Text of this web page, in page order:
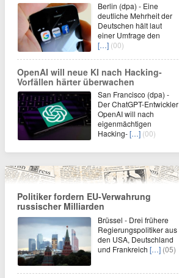
Berlin (dpa) - Eine
deutliche Mehrheit der
Deutschen hält laut
einer Umfrage den
[…] (00)
OpenAI will neue KI nach Hacking-
Vorfällen härter überwachen
San Francisco (dpa) -
Der ChatGPT-Entwickler
OpenAI will nach
eigenmächtigen
Hacking-[…] (00)
Politiker fordern EU-Verwahrung
russischer Milliarden
Brüssel - Drei frühere
Regierungspolitiker aus
den USA, Deutschland
und Frankreich […] (05)